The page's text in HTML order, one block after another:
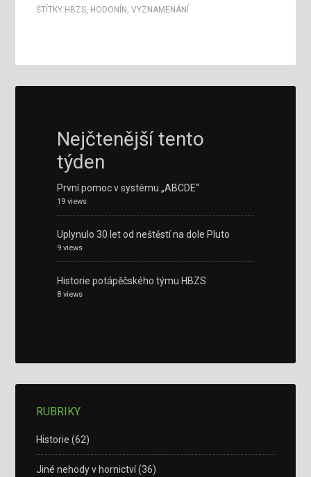
ŠTÍTKY: HBZS, HODONÍN ,VYZNAMENÁNÍ
Nejčtenější tento
týden
První pomoc v systému „ABCDE“
19 views
Uplynulo 30 let od neštěstí na dole Pluto
9 views
Historie potápěčského týmu HBZS
8 views
RUBRIKY
Historie (62)
Jiné nehody v hornictví(36)